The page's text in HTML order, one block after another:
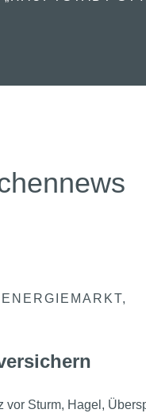
ENERGIEMARKT
Sturm, Hagel,